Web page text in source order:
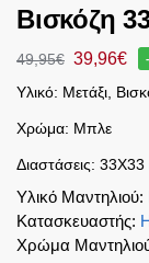
Βισκόζη
49,95€ 39,96€
Υλικό: Μετάξι,
Χρώμα: Μπλε
Διαστάσεις: 33Χ33
Υλικό Μαντηλιού:
Κατασκευαστής:
Χρώμα